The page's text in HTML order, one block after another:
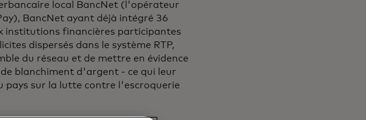
local BancNet (l'opérateur
BancNet ayant déjà intégré 36
institutions financières participantes
dispersés dans le système RTP,
du réseau et de mettre en évidence
blanchiment d'argent - ce qui leur
pays sur la lutte contre l'escroquerie